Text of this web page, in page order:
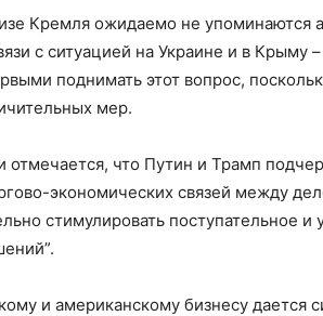
Кремля ожидаемо не упоминаются
с ситуацией на Украине и в Крыму
поднимать этот вопрос,
мер.
что Путин и Трамп
экономических связей между
стимулировать поступательное и
и американскому бизнесу дается